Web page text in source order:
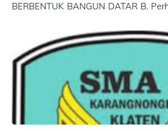
BERBENTUK BANGUN DATAR B.